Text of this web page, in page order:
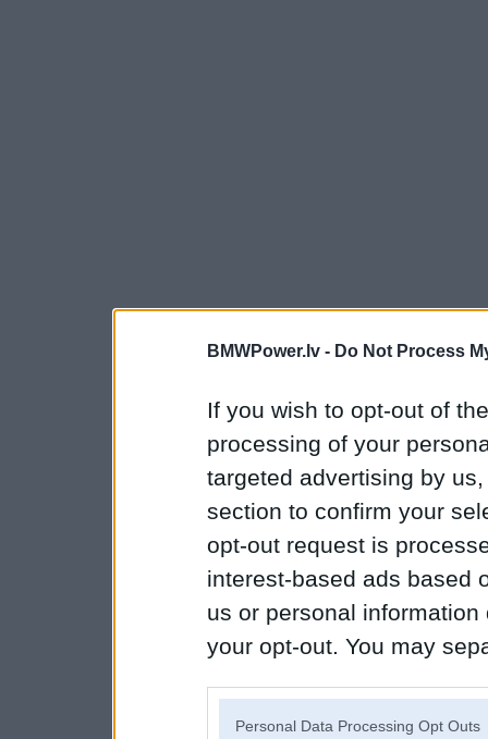
BMWPower.lv - Do Not Process
If you wish to opt-out of
processing of your
targeted advertising by
section to confirm your
opt-out request is
interest-based ads based
us or personal
your opt-out. You may
Personal Data Processing Opt Outs